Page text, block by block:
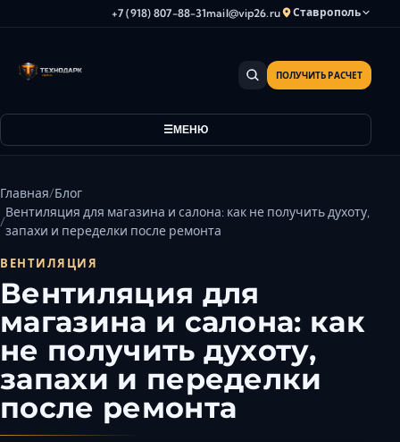
+7 (918) 807-88-31mail@vip26.ru Ставрополь
Анапа
Волгодонск
Дербент
Камышин
Каспийск
МЕНЮ
ПОЛУЧИТЬ РАСЧЕТ
Главная Блог
Вентиляция для магазина и салона: как не получить духоту,
запахи и переделки после ремонта
ВЕНТИЛЯЦИЯ
Вентиляция для
магазина и салона: как
не получить духоту,
запахи и переделки
после ремонта